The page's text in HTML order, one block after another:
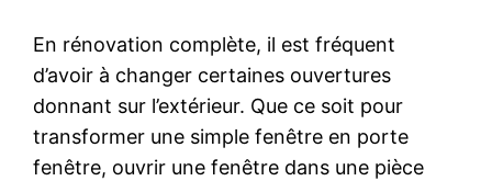
En rénovation complète, il est fréquent
d’avoir à changer certaines ouvertures
donnant sur l’extérieur. Que ce soit pour
transformer une simple fenêtre en porte
fenêtre, ouvrir une fenêtre dans une pièce